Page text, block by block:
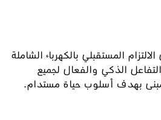
المستقبلي بالكهرباء الشاملة
الذكي والفعال لجميع
بهدف أسلوب حياة مستدام.